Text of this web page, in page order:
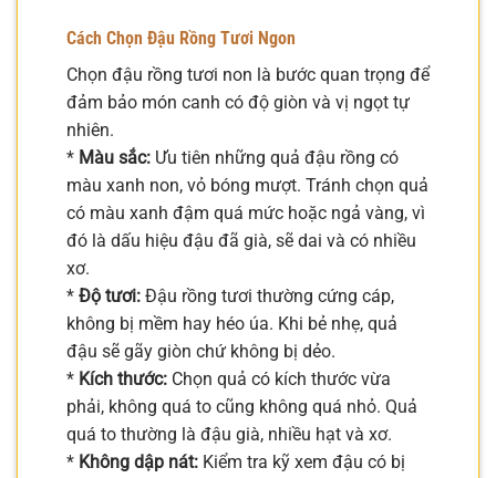
Cách Chọn Đậu Rồng Tươi Ngon
Chọn đậu rồng tươi non là bước quan trọng để
đảm bảo món canh có độ giòn và vị ngọt tự
nhiên.
* Màu sắc: Ưu tiên những quả đậu rồng có
màu xanh non, vỏ bóng mượt. Tránh chọn quả
có màu xanh đậm quá mức hoặc ngả vàng, vì
đó là dấu hiệu đậu đã già, sẽ dai và có nhiều
xơ.
* Độ tươi: Đậu rồng tươi thường cứng cáp,
không bị mềm hay héo úa. Khi bẻ nhẹ, quả
đậu sẽ gãy giòn chứ không bị dẻo.
* Kích thước: Chọn quả có kích thước vừa
phải, không quá to cũng không quá nhỏ. Quả
quá to thường là đậu già, nhiều hạt và xơ.
* Không dập nát: Kiểm tra kỹ xem đậu có bị